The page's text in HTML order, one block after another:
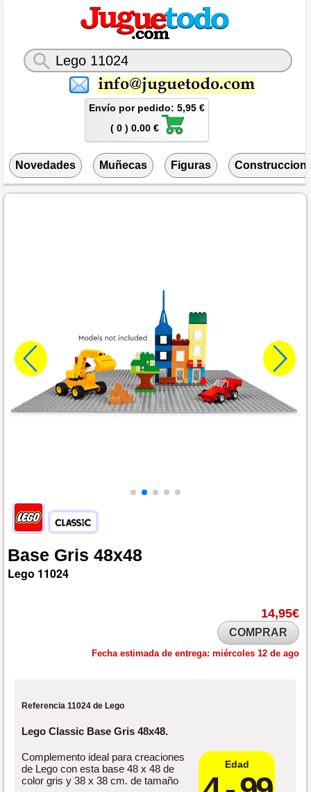
Envío por pedido: 5,95 €
( 0 ) 0.00 €
Novedades Muñecas Figuras
Base Gris 48x48
Lego 11024
14,95€
COMPRAR
Fecha estimada de entrega: miércoles 12 de ago
Referencia 11024 de Lego
Lego Classic Base Gris 48x48.
Edad
Complemento ideal para creaciones
de Lego con esta base 48 x 48 de
color gris y 38 x 38 cm. de tamaño